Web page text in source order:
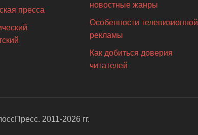
пресса
новостные жанры
Особенности телевизионной
рекламы
Как добиться доверия
читателей
. 2011-2026 гг.